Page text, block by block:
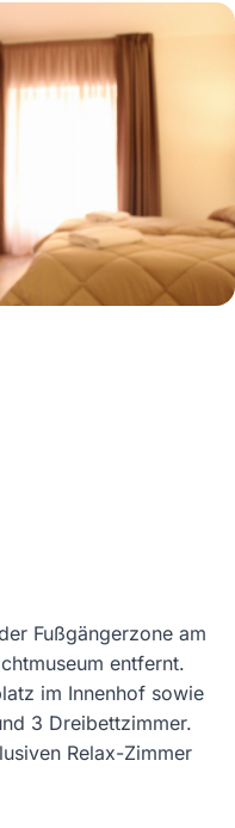
Fußgängerzone am
entfernt.
im Innenhof sowie
3 Dreibettzimmer.
Relax-Zimmer